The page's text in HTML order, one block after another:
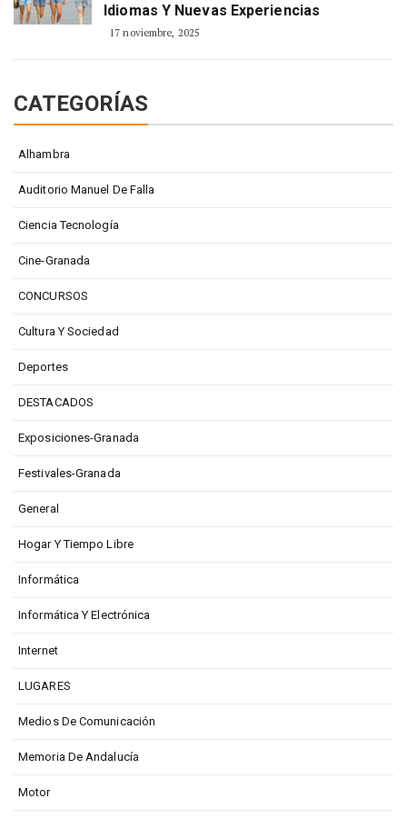
Idiomas Y Nuevas Experiencias
17 noviembre, 2025
CATEGORÍAS
Alhambra
Auditorio Manuel De Falla
Ciencia Tecnología
Cine-Granada
CONCURSOS
Cultura Y Sociedad
Deportes
DESTACADOS
Exposiciones-Granada
Festivales-Granada
General
Hogar Y Tiempo Libre
Informática
Informática Y Electrónica
Internet
LUGARES
Medios De Comunicación
Memoria De Andalucía
Motor